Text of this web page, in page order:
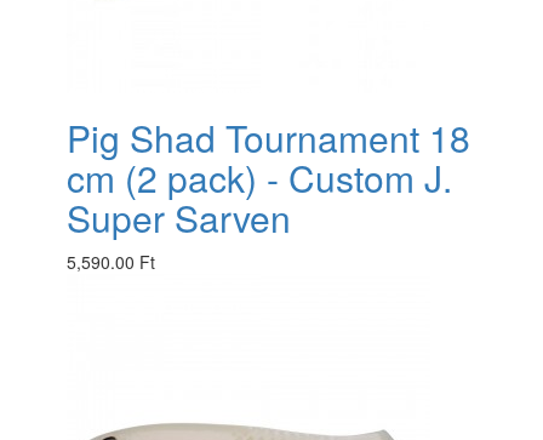
Pig Shad Tournament 18
cm (2 pack) - Custom J.
Super Sarven
5,590.00 Ft